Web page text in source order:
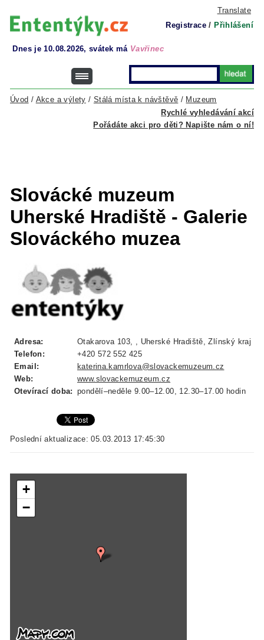
Translate
Registrace / Přihlášení
Dnes je 10.08.2026, svátek má Vavřinec
Rychlé vyhledávání akcí
Úvod / Akce a výlety / Stálá místa k návštěvě / Muzeum
Pořádáte akci pro děti? Napište nám o ní!
Slovácké muzeum
Uherské Hradiště - Galerie
Slováckého muzea
Adresa:
Otakarova 103, , Uherské Hradiště, Zlínský kraj
Telefon:
+420 572 552 425
Email:
katerina.kamrlova@slovackemuzeum.cz
Web:
www.slovackemuzeum.cz
Otevírací doba: pondělí–neděle 9.00–12.00, 12.30–17.00 hodin
Poslední aktualizace: 05.03.2013 17:45:30
+
−